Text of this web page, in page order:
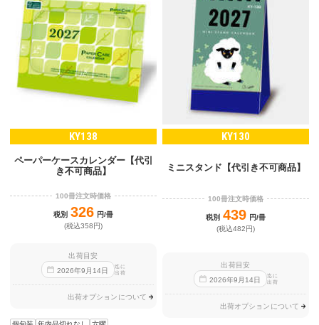
KY138
ペーパーケースカレンダー【代引
き不可商品】
100冊注文時価格
税別 326 円/冊
(税込358円)
出荷目安
2026年9 月 14日
迄に
出荷
出荷オプションについて
KY130
ミニスタンド【代引き不可商品】
100冊注文時価格
税別 439 円/冊
(税込482円)
出荷目安
2026年9 月14日
迄に
出荷
出荷オプションについて